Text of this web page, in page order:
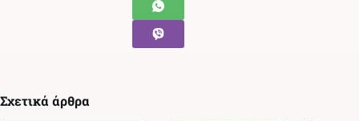
Σχετικά άρθρα